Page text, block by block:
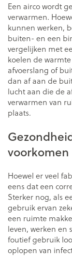
Een airco wordt
verwarmen.
kunnen werken,
buiten- en een
vergelijken met
koelen de
afvoerslang of
dan af aan de
lucht aan die de
verwarmen van
plaats.
voorkomen
Hoewel er veel
eens dat een
Sterker nog, als
gebruik ervan
een ruimte
leven, werken en
foutief gebruik
oplopen van